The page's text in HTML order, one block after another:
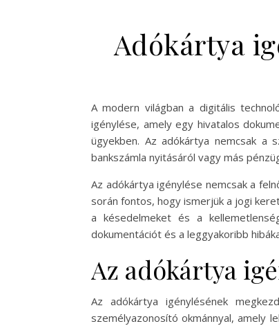
Adókártya
A modern világban a digitális
igénylése, amely egy hivatalos
ügyekben. Az adókártya nemcsak a
bankszámla nyitásáról vagy más
Az adókártya igénylése nemcsak a
során fontos, hogy ismerjük a jogi
a késedelmeket és a
dokumentációt és a leggyakoribb
Az adókártya
Az adókártya igénylésének
személyazonosító okmánnyal, amely